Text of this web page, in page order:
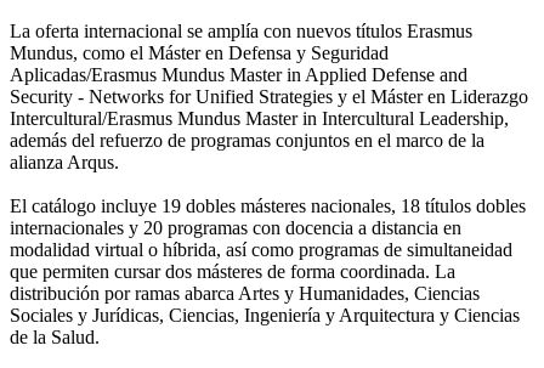
La oferta internacional se amplía con nuevos títulos Erasmus
Mundus, como el Máster en Defensa y Seguridad
Aplicadas/Erasmus Mundus Master in Applied Defense and
Security - Networks for Unified Strategies y el Máster en Liderazgo
Intercultural/Erasmus Mundus Master in Intercultural Leadership,
además del refuerzo de programas conjuntos en el marco de la
alianza Arqus.
El catálogo incluye 19 dobles másteres nacionales, 18 títulos dobles
internacionales y 20 programas con docencia a distancia en
modalidad virtual o híbrida, así como programas de simultaneidad
que permiten cursar dos másteres de forma coordinada. La
distribución por ramas abarca Artes y Humanidades, Ciencias
Sociales y Jurídicas, Ciencias, Ingeniería y Arquitectura y Ciencias
de la Salud.